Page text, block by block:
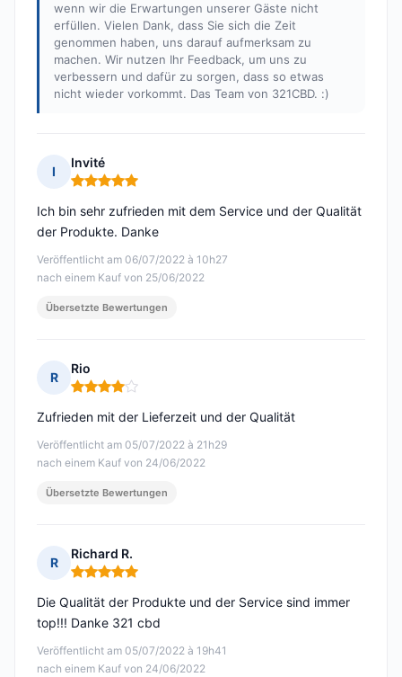
wenn wir die Erwartungen unserer Gäste nicht
erfüllen. Vielen Dank, dass Sie sich die Zeit
genommen haben, uns darauf aufmerksam zu
machen. Wir nutzen Ihr Feedback, um uns zu
verbessern und dafür zu sorgen, dass so etwas
nicht wieder vorkommt. Das Team von 321CBD. :)
I
Invité
Hinweis: 5 von 5
Veröffentlicht am 06/07/2022 à 10h27
nach einem Kauf von 25/06/2022
Ich bin sehr zufrieden mit dem Service und der Qualität
der Produkte. Danke
Übersetzte Bewertungen
R
Rio
Hinweis: 4 von 5
Veröffentlicht am 05/07/2022 à 21h29
nach einem Kauf von 24/06/2022
Zufrieden mit der Lieferzeit und der Qualität
Übersetzte Bewertungen
R
Richard R.
Hinweis: 5 von 5
Veröffentlicht am 05/07/2022 à 19h41
nach einem Kauf von 24/06/2022
Die Qualität der Produkte und der Service sind immer
top!!! Danke 321 cbd